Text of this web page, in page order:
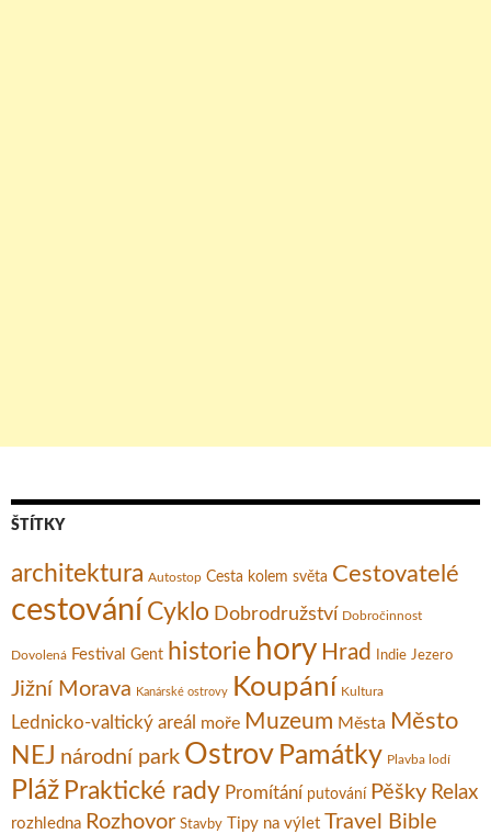
ŠTÍTKY
architektura Autostop Cesta kolem světa Cestovatelé
cestování Cyklo Dobrodružství Dobročinnost
Dovolená Festival Gent historie hory Hrad Indie Jezero
Jižní Morava Kanárské ostrovy Koupání Kultura
Lednicko-valtický areál moře Muzeum Města Město
NEJ národní park Ostrov Památky Plavba lodí
Pláž Praktické rady Promítání putování Pěšky Relax
rozhledna Rozhovor Stavby Tipy na výlet Travel Bible